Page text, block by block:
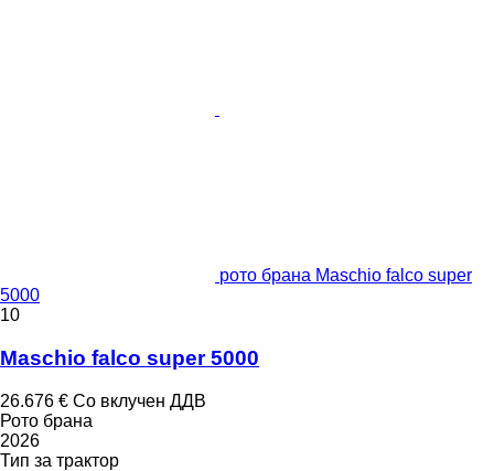
рото брана Maschio falco super
5000
10
Maschio falco super 5000
26.676 € Со вклучен ДДВ
Рото брана
2026
Тип за трактор